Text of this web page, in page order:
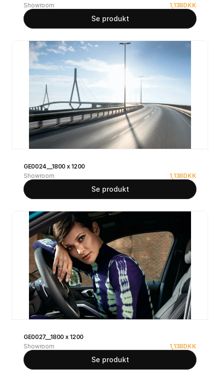
Showroom
1,138DKK
Se produkt
GE0024__1800 x 1200
Showroom
1,138DKK
Se produkt
GE0027__1800 x 1200
Showroom
1,138DKK
Se produkt